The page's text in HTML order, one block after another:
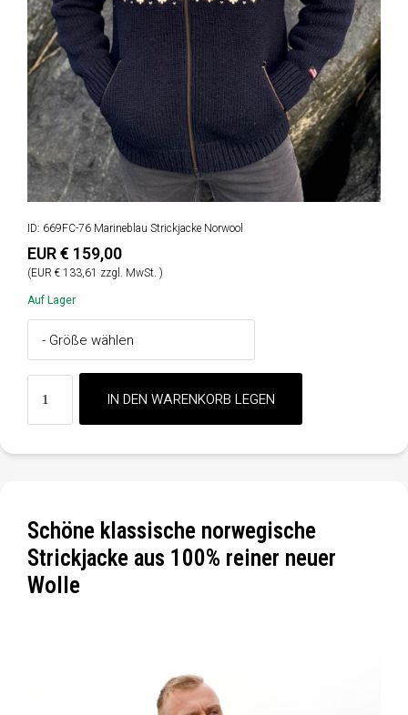
ID: 669FC-76 Marineblau Strickjacke Norwool
EUR € 159,00
(EUR € 133,61 zzgl. MwSt. )
Auf Lager
Schöne klassische norwegische
Strickjacke aus 100% reiner neuer
Wolle